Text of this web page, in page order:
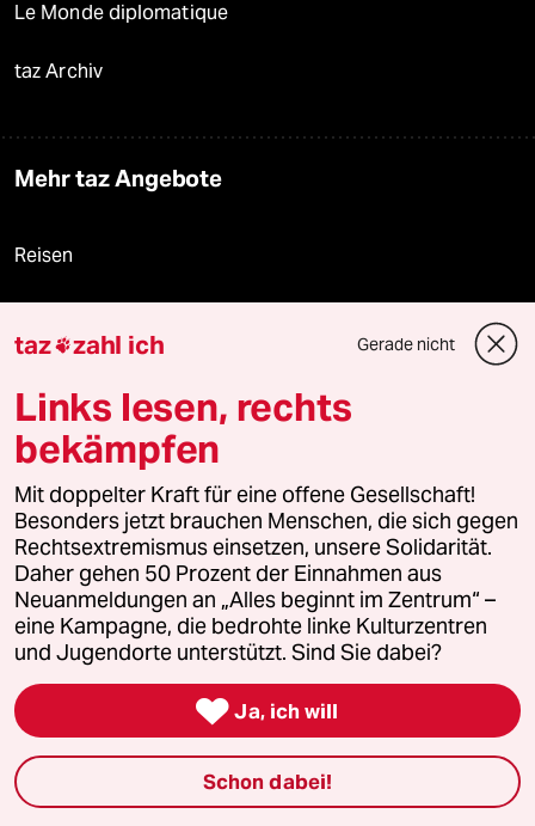
Le Monde diplomatique
taz Archiv
Mehr taz Angebote
Reisen
Anzeigen
Fragen & Hilfe
Feedback
Aboservice
ePaper Login
Downloads für Abonnierende
taz zahl ich Gerade nicht
Links lesen, rechts
bekämpfen
Mit doppelter Kraft für eine offene Gesellschaft!
Besonders jetzt brauchen Menschen, die sich gegen
Rechtsextremismus einsetzen, unsere Solidarität.
Daher gehen 50 Prozent der Einnahmen aus
Neuanmeldungen an „Alles beginnt im Zentrum“ –
eine Kampagne, die bedrohte linke Kulturzentren
und Jugendorte unterstützt. Sind Sie dabei?
 Ja, ich will
Schon dabei!